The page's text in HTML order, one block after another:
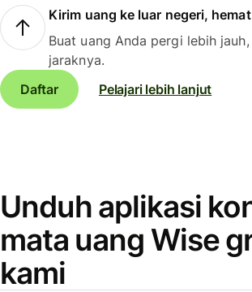
Kirim uang ke luar negeri,
Buat uang Anda pergi lebih
jaraknya.
Daftar
Pelajari lebih lanjut
Unduh aplikasi
mata uang Wise
kami